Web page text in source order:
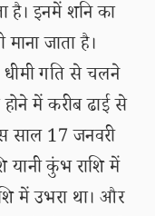
है। इनमें शनि का
जाता है।
धीमी गति से चलने
में करीब ढाई से
साल 17 जनवरी
यानी कुंभ राशि में
में उभरा था। और